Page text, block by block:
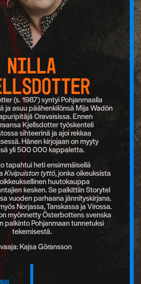
Nilla
(s. 1987) syntyi Pohjanmaalla
ja asuu päähenkilönsä Mija Wadön
Oravaisissa. Ennen
Kjellsdotter työskenteli
sihteerinä ja ajoi rekkaa
Hänen kirjojaan on myyty
yli 500 000 kappaletta.
tapahtui heti ensimmäisellä
Kivipuiston tyttö, jonka oikeuksista
huutokauppa
kesken. Se palkittiin Storytel
vuoden parhaana jännityskirjana.
Norjassa, Tanskassa ja Virossa.
myönnetty Österbottens svenska
palkinto Pohjanmaan tunnetuksi
tekemisestä.
Kajsa Göransson